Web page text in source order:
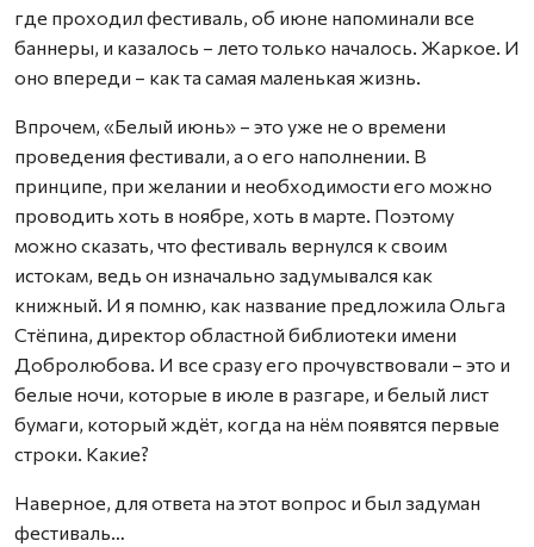
где проходил фестиваль, об июне напоминали все
баннеры, и казалось – лето только началось. Жаркое. И
оно впереди – как та самая маленькая жизнь.
Впрочем, «Белый июнь» – это уже не о времени
проведения фестивали, а о его наполнении. В
принципе, при желании и необходимости его можно
проводить хоть в ноябре, хоть в марте. Поэтому
можно сказать, что фестиваль вернулся к своим
истокам, ведь он изначально задумывался как
книжный. И я помню, как название предложила Ольга
Стёпина, директор областной библиотеки имени
Добролюбова. И все сразу его прочувствовали – это и
белые ночи, которые в июле в разгаре, и белый лист
бумаги, который ждёт, когда на нём появятся первые
строки. Какие?
Наверное, для ответа на этот вопрос и был задуман
фестиваль…